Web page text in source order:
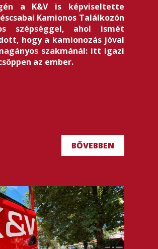
a K&V is képviseltette
Kamionos Találkozón
szépséggel, ahol ismét
hogy a kamionozás jóval
szakmánál: itt igazi
az ember.
BŐVEBBEN